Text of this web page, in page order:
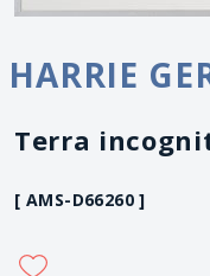
HARRIE
Terra
[ AMS-D66260 ]